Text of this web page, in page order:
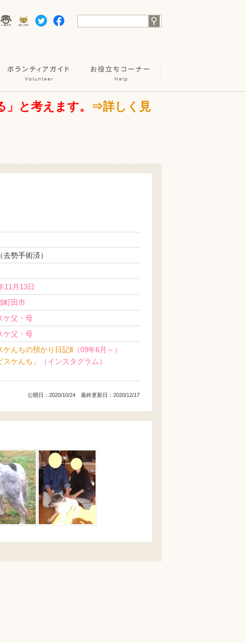
と考えます。
⇒詳しく見
去勢手術済）
11月13日
町田市
ケ父・母
ケ父・母
ケんちの預かり日記Ⅱ （09年6月～）
スケんち」
（インスタグラム）
公開日： 2020/10/24 最終更新日：2020/12/17